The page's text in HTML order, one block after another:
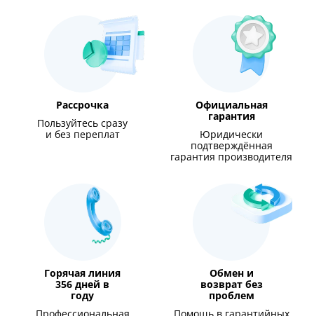
Рассрочка
Пользуйтесь сразу
и без переплат
Официальная
гарантия
Юридически
подтверждённая
гарантия производителя
Горячая линия
356 дней в
году
Обмен и
возврат без
проблем